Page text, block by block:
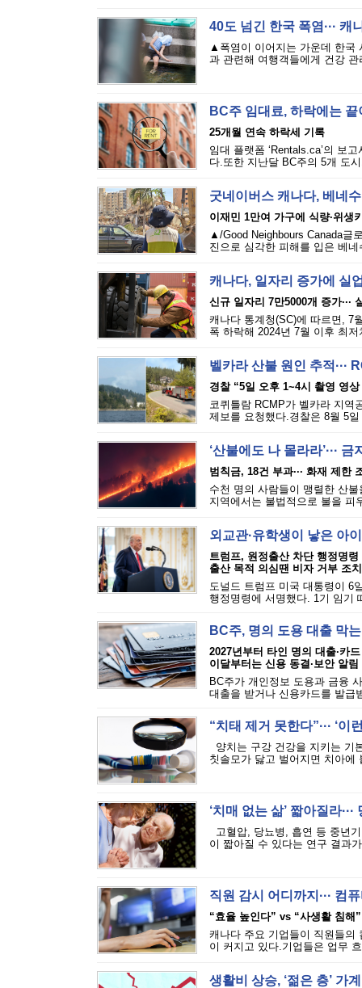
40도 넘긴 한국 폭염···
▲폭염이 이어지는 가운데 한국
과 관련해 여행객들에게 건강
BC주 임대료, 하락에는
25개월 연속 하락세 기록
임대 플랫폼 ‘Rentals.ca’의 보
다.또한 지난달 BC주의 5개 도
굿네이버스 캐나다, 베네
이재민 1만여 가구에 식량·위생
▲/Good Neighbours Canada글
진으로 심각한 피해를 입은 베
캐나다, 일자리 증가에 실
신규 일자리 7만5000개 증가···
캐나다 통계청(SC)에 따르면, 7
폭 하락해 2024년 7월 이후 최
벨카라 산불 원인 추적···
경찰 “5일 오후 1~4시 촬영 영상
코퀴틀람 RCMP가 벨카라 지역
제보를 요청했다.경찰은 8월 5
‘산불에도 나 몰라라’···
범칙금, 18건 부과··· 화재 제한
수천 명의 사람들이 맹렬한 산
지역에서는 불법적으로 불을 피
외교관·유학생이 낳은 아
트럼프, 원정출산 차단 행정명령
출산 목적 의심땐 비자 거부 조치
도널드 트럼프 미국 대통령이 6
행정명령에 서명했다. 1기 임기
BC주, 명의 도용 대출 막
2027년부터 타인 명의 대출·카
이달부터는 신용 동결·보안 알
BC주가 개인정보 도용과 금융
대출을 받거나 신용카드를 발급
“치태 제거 못한다”··· ‘
양치는 구강 건강을 지키는 기
칫솔모가 닳고 벌어지면 치아에
‘치매 없는 삶’ 짧아질라
고혈압, 당뇨병, 흡연 등 중년
이 짧아질 수 있다는 연구 결과
직원 감시 어디까지··· 컴
“효율 높인다” vs “사생활 침해”
캐나다 주요 기업들이 직원들의
이 커지고 있다.기업들은 업무
생활비 상승, ‘젊은 층’ 가